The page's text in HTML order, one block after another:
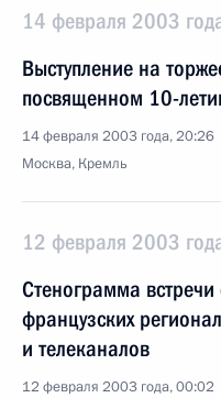
14 февраля 2003
Выступление на
посвященном 10-
14 февраля 2003 года, 20:26
Москва, Кремль
12 февраля 2003
Стенограмма
французских
и телеканалов
12 февраля 2003 года, 00:02